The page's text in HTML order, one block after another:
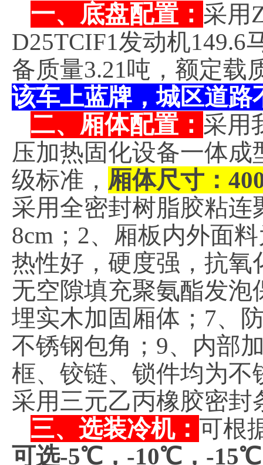
一、底盘配置： 采用
D25TCIF1发动机149.6
备质量3.21吨，额定载
该车上蓝牌，城区道路
二、厢体配置： 采用
压加热固化设备一体
级标准， 厢体尺寸：
采用全密封树脂胶粘
8cm；2、厢板内外面
热性好，硬度强，抗氧
无空隙填充聚氨酯发
埋实木加固厢体；7、
不锈钢包角；9、内部
框、铰链、锁件均为不
采用三元乙丙橡胶密封
三、选装冷机： 可根
可选-5℃，-10℃，-